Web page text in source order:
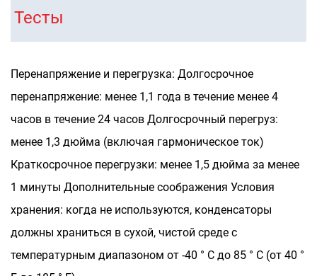
Тесты
Перенапряжение и перегрузка: Долгосрочное
перенапряжение: менее 1,1 года в течение менее 4
часов в течение 24 часов Долгосрочный перегруз:
менее 1,3 дюйма (включая гармоническое ток)
Краткосрочное перегрузки: менее 1,5 дюйма за менее
1 минуты Дополнительные соображения Условия
хранения: когда не используются, конденсаторы
должны храниться в сухой, чистой среде с
температурным диапазоном от -40 ° C до 85 ° C (от 40 °